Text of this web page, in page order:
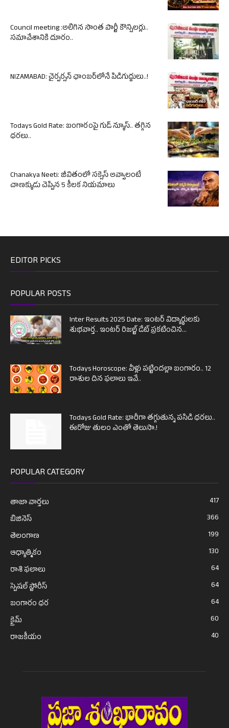
Council meeting :అలిగిన సొంత పార్టీ కౌన్సిలర్లు..
సమావేశానికి దూరం..
NIZAMABAD: చైర్పర్సన్ ఛాంబర్‌లోనే పిడిగుద్దులు..!
Todays Gold Rate: బంగారంపై గుడ్ న్యూస్.. తగ్గిన
ధరలు..
Chanakya Neeti: జీవితంలో సక్సెస్ అవ్వాలంటే
చాణక్యుడు చెప్పిన 5 కీలక నియమాలు
EDITOR PICKS
POPULAR POSTS
Inter Results 2025 Date: ఇంటర్ విద్యార్థులకు
శుభవార్త.. ఇంటర్ రిజల్ట్ డేట్ ప్రకటించిన...
Todays Horoscope: వీళ్లు పట్టిందల్లా బంగారం.. 12
రాశుల దిన ఫలాలు ఇవే..
Todays Gold Rate: భారీగా తగ్గుతున్న పసిడి ధరలు..
ఈరోజు తులం ఎంతో తెలుసా.!
POPULAR CATEGORY
తాజా వార్తలు
417
బిజినెస్
366
తెలంగాణ
199
ఆధ్యాత్మికం
130
రాశి ఫలాలు
64
స్పెషల్ స్టోరీస్
64
బంగారం ధర
64
క్రైమ్
60
రాజకీయం
40